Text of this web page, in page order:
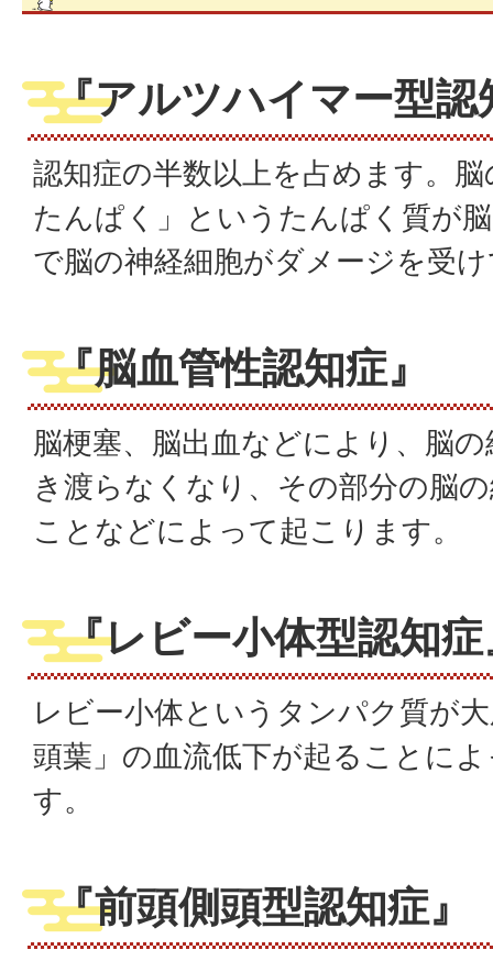
『アルツハイマー型認
認知症の半数以上を占めます。
たんぱく」というたんぱく質が
で脳の神経細胞がダメージを受
『脳血管性認知症』
脳梗塞、脳出血などにより、脳
き渡らなくなり、その部分の脳
ことなどによって起こります。
『レビー小体型認知症
レビー小体というタンパク質が
頭葉」の血流低下が起ることに
す。
『前頭側頭型認知症』